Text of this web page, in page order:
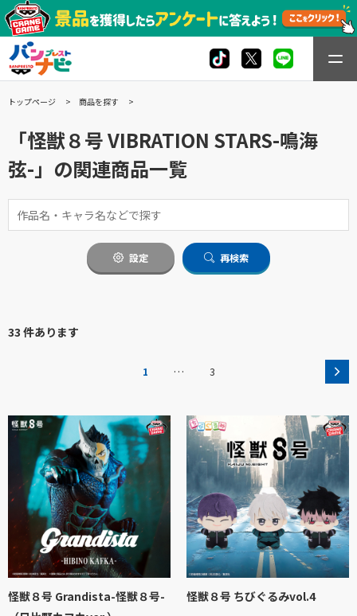
トップページ 商品を探す
「怪獣８号 VIBRATION STARS-鳴海
弦-」の関連商品一覧
設定 再検索
33 件あります
1 … 3
怪獣８号 Grandista-怪獣８号-
怪獣８号 ちびぐるみvol.4